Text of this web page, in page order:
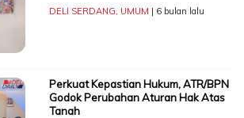
DELI SERDANG UMUM | 6 bulan lalu
Perkuat Kepastian Hukum, ATR/BPN
Godok Perubahan Aturan Hak Atas
Tanah